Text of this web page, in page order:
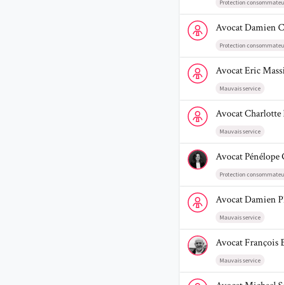
Protection
Voir le profil de AvocatDamien
AvocatDamien
Protection
Voir le profil de AvocatEric
AvocatEric
Mauvais service
Voir le profil de
AvocatCharlotte
Mauvais service
Voir le profil de
AvocatPénélope
Protection
Voir le profil de
AvocatDamien
Mauvais service
Voir le profil de
AvocatFrançois
Mauvais service
Voir le profil de AvocatMichael